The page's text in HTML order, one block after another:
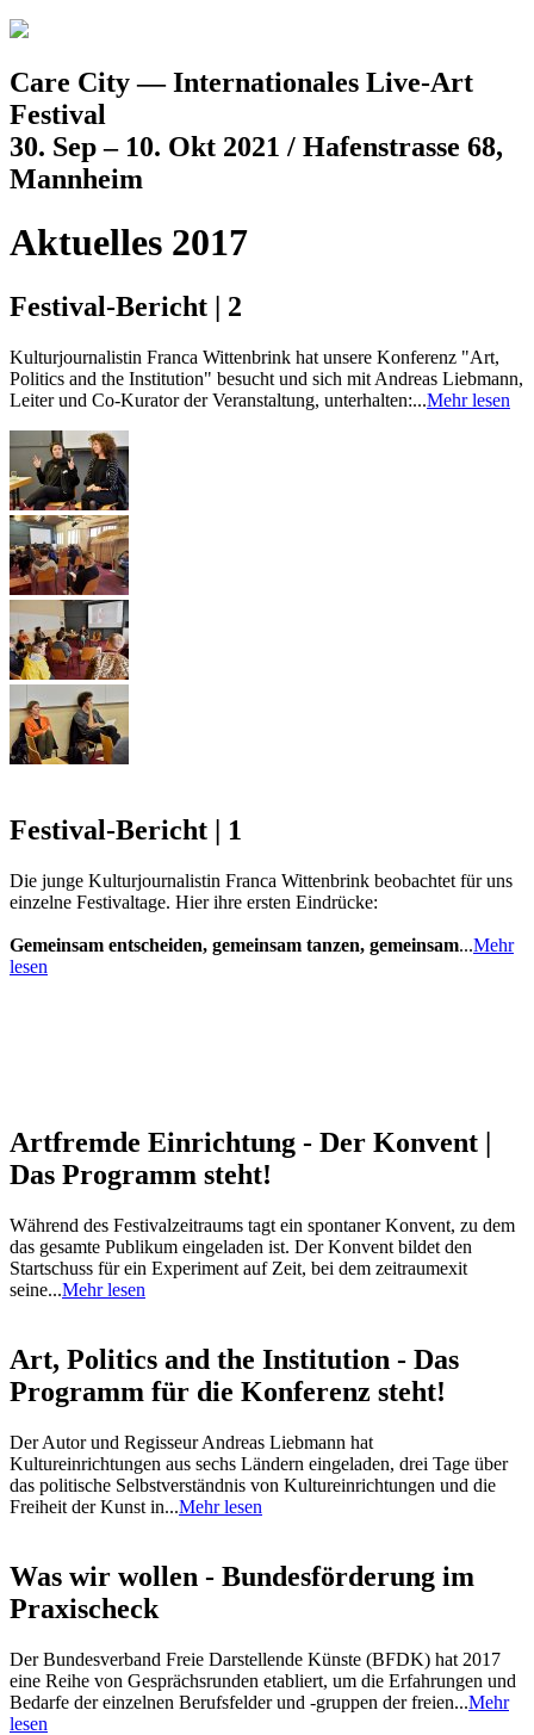
Jump to navigation
Care City — Internationales Live-Art
Festival
30. Sep – 10. Okt 2021 / Hafenstrasse 68,
Mannheim
Aktuelles 2017
Festival-Bericht | 2
Kulturjournalistin Franca Wittenbrink hat unsere Konferenz "Art,
Politics and the Institution" besucht und sich mit Andreas Liebmann,
Leiter und Co-Kurator der Veranstaltung, unterhalten:...Mehr lesen
Festival-Bericht | 1
Die junge Kulturjournalistin Franca Wittenbrink beobachtet für uns
einzelne Festivaltage. Hier ihre ersten Eindrücke:
Gemeinsam entscheiden, gemeinsam tanzen, gemeinsam...Mehr
lesen
Artfremde Einrichtung - Der Konvent |
Das Programm steht!
Während des Festivalzeitraums tagt ein spontaner Konvent, zu dem
das gesamte Publikum eingeladen ist. Der Konvent bildet den
Startschuss für ein Experiment auf Zeit, bei dem zeitraumexit
seine...Mehr lesen
Art, Politics and the Institution - Das
Programm für die Konferenz steht!
Der Autor und Regisseur Andreas Liebmann hat
Kultureinrichtungen aus sechs Ländern eingeladen, drei Tage über
das politische Selbstverständnis von Kultureinrichtungen und die
Freiheit der Kunst in...Mehr lesen
Was wir wollen - Bundesförderung im
Praxischeck
Der Bundesverband Freie Darstellende Künste (BFDK) hat 2017
eine Reihe von Gesprächsrunden etabliert, um die Erfahrungen und
Bedarfe der einzelnen Berufsfelder und -gruppen der freien...Mehr
lesen